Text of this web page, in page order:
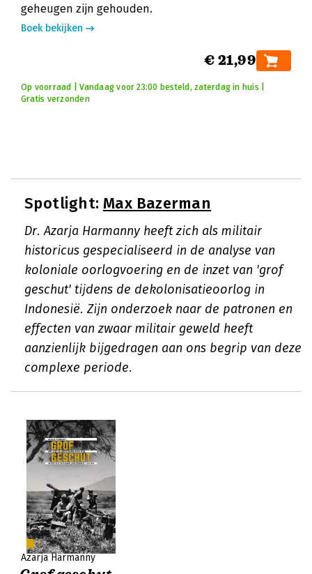
geheugen zijn gehouden.
Boek bekijken
€ 21,99
Op voorraad | Vandaag voor 23:00 besteld, zaterdag in huis |
Gratis verzonden
Spotlight: Max Bazerman
Dr. Azarja Harmanny heeft zich als militair
historicus gespecialiseerd in de analyse van
koloniale oorlogvoering en de inzet van 'grof
geschut' tijdens de dekolonisatieoorlog in
Indonesië. Zijn onderzoek naar de patronen en
effecten van zwaar militair geweld heeft
aanzienlijk bijgedragen aan ons begrip van deze
complexe periode.
Azarja Harmanny